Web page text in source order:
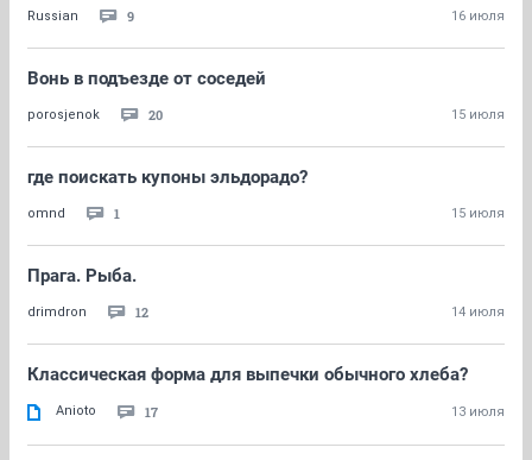
Russian 9 16 июля
Вонь в подъезде от соседей
porosjenok 20 15 июля
где поискать купоны эльдорадо?
omnd 1 15 июля
Прага. Рыба.
drimdron 12 14 июля
Классическая форма для выпечки обычного хлеба?
Anioto 17 13 июля